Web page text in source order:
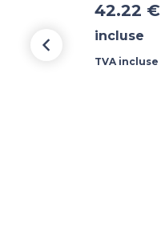
42.22 €
incluse
TVA incluse